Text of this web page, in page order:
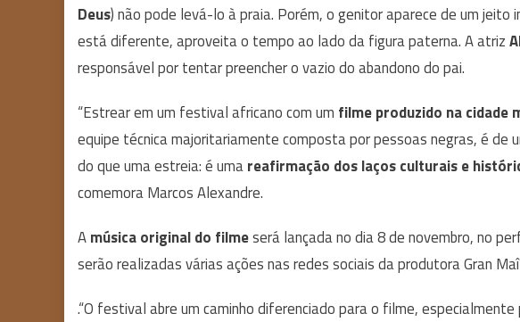
Deus) não pode levá-lo à praia. Porém, o genitor aparece de um jeito
está diferente, aproveita o tempo ao lado da figura paterna. A atriz
responsável por tentar preencher o vazio do abandono do pai.
“Estrear em um festival africano com um filme produzido na cidade
equipe técnica majoritariamente composta por pessoas negras, é de
do que uma estreia: é umareafirmação dos laços culturais e
comemora Marcos Alexandre.
Amúsica original do filmeserá lançada no dia 8 de novembro, no
serão realizadas várias ações nas redes sociais da produtora Gran
.“O festival abre um caminho diferenciado para o filme, especialmente